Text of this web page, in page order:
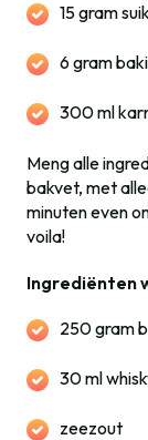
15 gram
6 gram
300 ml
Meng alle
bakvet, met
minuten even
voila!
Ingrediënten
250 gram
30 ml
zeezout